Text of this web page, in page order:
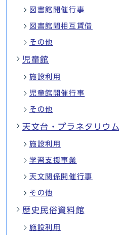
図書館開催行事
図書館間相互賃借
その他
児童館
施設利用
児童館開催行事
その他
天文台・プラネタリウム
施設利用
学習支援事業
天文関係開催行事
その他
歴史民俗資料館
施設利用